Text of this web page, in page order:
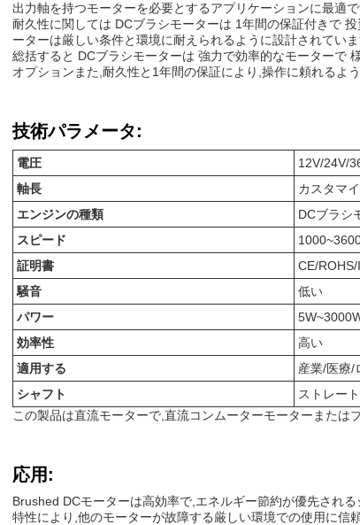
出力軸を持つモーターを必要とするアプリケーションに最適で
耐久性に関しては DCブラシモーターは 1年間の保証付きで
ーターは厳しい条件と環境に耐えられるように設計されてい
総括すると DCブラシモーターは 強力で効率的なモーターで
オプションまた,耐久性と1年間の保証により,操作に頼れるよ
技術パラメータ:
電圧
12V/24V/
軸長
カスタマ
エンジンの種類
DCブラシ
スピード
証明書
CE/ROHS/
騒音
低い
パワー
効率性
高い
適用する
産業/医療/
シャフト
ストレー
この製品は直流モーターで,直流コンムーターモーターまたは
応用:
Brushed DCモーターは高効率で,エネルギー節約が優先され
特性により,他のモーターが故障する厳しい環境での使用に信